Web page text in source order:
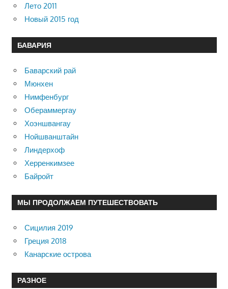
Лето 2011
Новый 2015 год
БАВАРИЯ
Баварский рай
Мюнхен
Нимфенбург
Обераммергау
Хоэншвангау
Нойшванштайн
Линдерхоф
Херренкимзее
Байройт
МЫ ПРОДОЛЖАЕМ ПУТЕШЕСТВОВАТЬ
Сицилия 2019
Греция 2018
Канарские острова
РАЗНОЕ